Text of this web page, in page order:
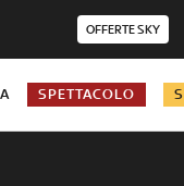
OFFERTE SKY
SPETTACOLO